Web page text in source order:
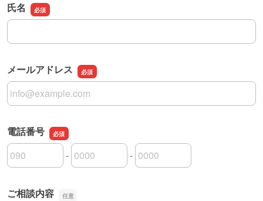
氏名
氏名
メールアドレス
メールアドレス
電話番号
電話番号の市外局番
-
電話番号の市内局番 -
電話番号の加入者番号
ご相談内容